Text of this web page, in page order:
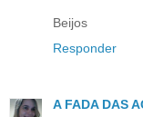
Beijos
Responder
A FADA DAS